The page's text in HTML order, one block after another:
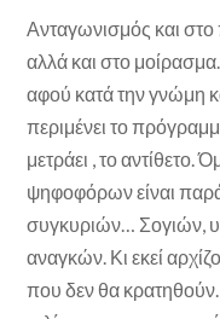
Ανταγωνισμός και
αλλά και στο
αφού κατά την γνώμη
περιμένει το
μετράει , το αντίθετο.
ψηφοφόρων είναι
συγκυριών… Σογιών,
αναγκών. Κι εκεί
που δεν θα